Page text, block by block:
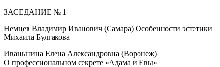
ЗАСЕДАНИЕ № 1
Немцев Владимир Иванович (Самара) Особенности эстетики
Михаила Булгакова
Иваньшина Елена Александровна (Воронеж)
О профессиональном секрете «Адама и Евы»